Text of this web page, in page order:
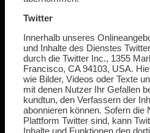
Twitter
Innerhalb unseres
und Inhalte des Dienstes
durch die Twitter Inc., 1355
Francisco, CA 94103, USA.
wie Bilder, Videos oder Texte
mit denen Nutzer Ihr Gefallen
kundtun, den Verfassern der
abonnieren können. Sofern die
Plattform Twitter sind, kann
Inhalte und Funktionen den